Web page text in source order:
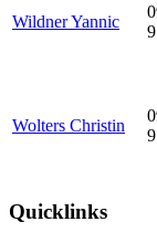
Wildner Yannic
Wolters Christin
Quicklinks